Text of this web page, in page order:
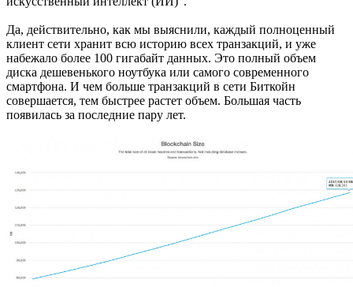
Да, действительно, как мы выяснили, каждый полноценный
клиент сети хранит всю историю всех транзакций, и уже
набежало более 100 гигабайт данных. Это полный объем
диска дешевенького ноутбука или самого современного
смартфона. И чем больше транзакций в сети Биткойн
совершается, тем быстрее растет объем. Большая часть
появилась за последние пару лет.